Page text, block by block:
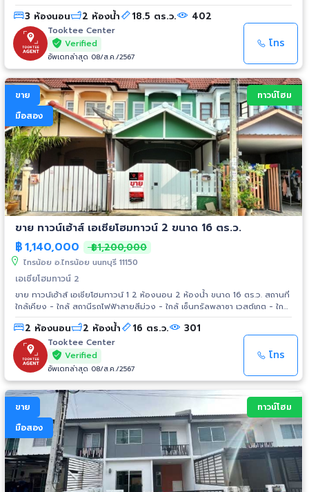
สาธารณะ - คลับเฮาส์ - กล้องวงจรปิด สถานที่ใกล้เคียง - รพ.ไทรน้อย -
รพ.เกษมราษฎร์ อินเตอร์เนชั่นแนล รัตนาธิเบศร์ - บิ๊กซี บางใหญ่ - เซ็นทรัล
เวสต์เกต - อิเกีย บางใหญ่ - อินเด็กซ์ ลิฟวิ่งมอลล์ บางใหญ่ การเดินทาง -
ถ.กาญจนาภิเษก - ถ.ชัยพฤกษ์ - ถ.ราชพฤกษ์ - ถ.รัตนาธิเบศร์ - ถ.บางกรวย-
ไทรน้อย - ทางด่วนศรีรัช-วงแหวนรอบนอกฯ รถไฟฟ้า - MRT สายสีม่วง
3 ห้องนอน 2 ห้องน้ำ 18.5 ตร.ว. 402
Tooktee Center
Verified
อัพเดทล่าสุด 08/ส.ค./2567
โทร
ขาย
มือสอง
ทาวน์โฮม
ขาย ทาวน์เฮ้าส์ เอเชียโฮมทาวน์ 2 ขนาด 16 ตร.ว.
฿1,140,000 ฿1,200,000
ไทรน้อย อ.ไทรน้อย นนทบุรี 11150
เอเชียโฮมทาวน์ 2
ขาย ทาวน์เฮ้าส์ เอเชียโฮมทาวน์ 1 2 ห้องนอน 2 ห้องน้ำ ขนาด 16 ตร.ว. สถานที่
ใกล้เคียง - ใกล้ สถานีรถไฟฟ้าสายสีม่วง - ใกล้ เซ็นทรัลพลาซา เวสต์เกต - ใกล้
โรงพยาบาลไทรน้อย - ใกล้ ไทวัสดุ - ใกล้ อบต. ไทรน้อย - ใกล้ การไฟฟ้า
ไทรน้อย - ใกล้ ตลาดน้ำไทรน้อย - ใกล้ วัดไทรน้อย
2 ห้องนอน 2 ห้องน้ำ 16 ตร.ว. 301
Tooktee Center
Verified
อัพเดทล่าสุด 08/ส.ค./2567
โทร
ขาย
มือสอง
ทาวน์โฮม